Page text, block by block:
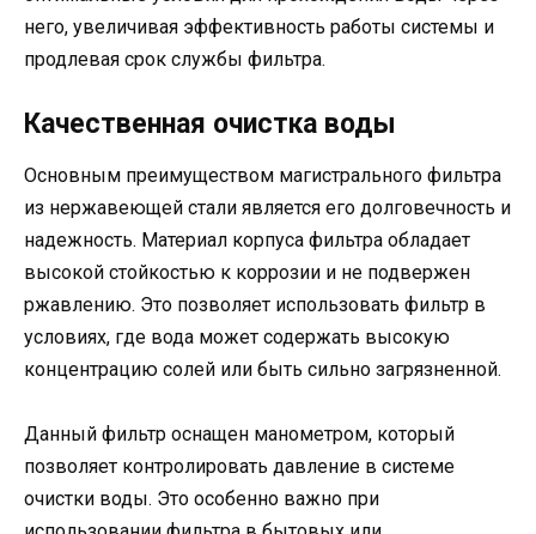
него, увеличивая эффективность работы системы и
продлевая срок службы фильтра.
Качественная очистка воды
Основным преимуществом магистрального фильтра
из нержавеющей стали является его долговечность и
надежность. Материал корпуса фильтра обладает
высокой стойкостью к коррозии и не подвержен
ржавлению. Это позволяет использовать фильтр в
условиях, где вода может содержать высокую
концентрацию солей или быть сильно загрязненной.
Данный фильтр оснащен манометром, который
позволяет контролировать давление в системе
очистки воды. Это особенно важно при